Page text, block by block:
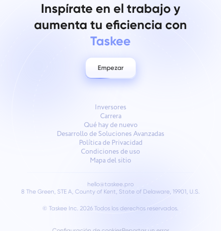
Inspírate en el trabajo y
aumenta tu eficiencia con
Taskee
Empezar
Inversores
Carrera
Qué hay de nuevo
Desarrollo de Soluciones Avanzadas
Política de Privacidad
Condiciones de uso
Mapa del sitio
© Taskee Inc. 2026 Todos los derechos reservados.
hello@taskee.pro
8 The Green, STE A, County of Kent, State of Delaware, 19901, U.S.